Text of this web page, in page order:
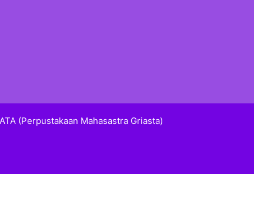
(Perpustakaan Mahasastra Griasta)